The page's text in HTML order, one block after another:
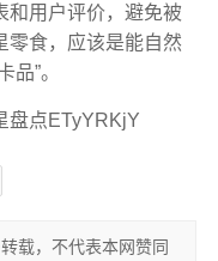
和用户评价，避免被
零食，应该是能自然
”。
盘点ETyYRKjY
载，不代表本网赞同